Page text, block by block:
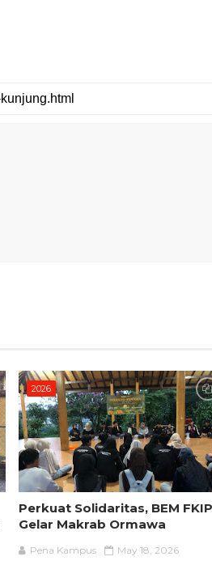
2026
Perkuat Solidaritas, BEM FKIP
Gelar Makrab Ormawa
Pena Kampus May 18, 2026